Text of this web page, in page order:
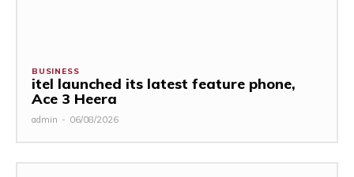
BUSINESS
itel launched its latest feature phone,
Ace 3 Heera
admin - 06/08/2026